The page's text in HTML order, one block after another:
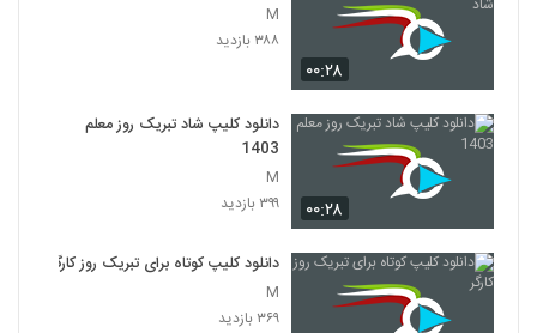
۰۰:۲۸
M
۳۸۸ بازدید
۰۰:۲۸
دانلود کلیپ شاد تبریک روز معلم
1403
M
۳۹۹ بازدید
دانلود کلیپ کوتاه برای تبریک روز کارگر
M
۳۶۹ بازدید